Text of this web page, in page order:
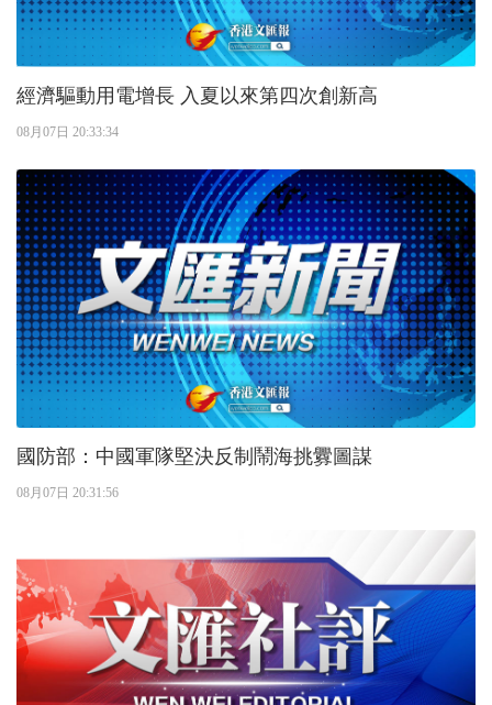
經濟驅動用電增長 入夏以來第四次創新高
08月07日 20:33:34
國防部：中國軍隊堅決反制鬧海挑釁圖謀
08月07日 20:31:56